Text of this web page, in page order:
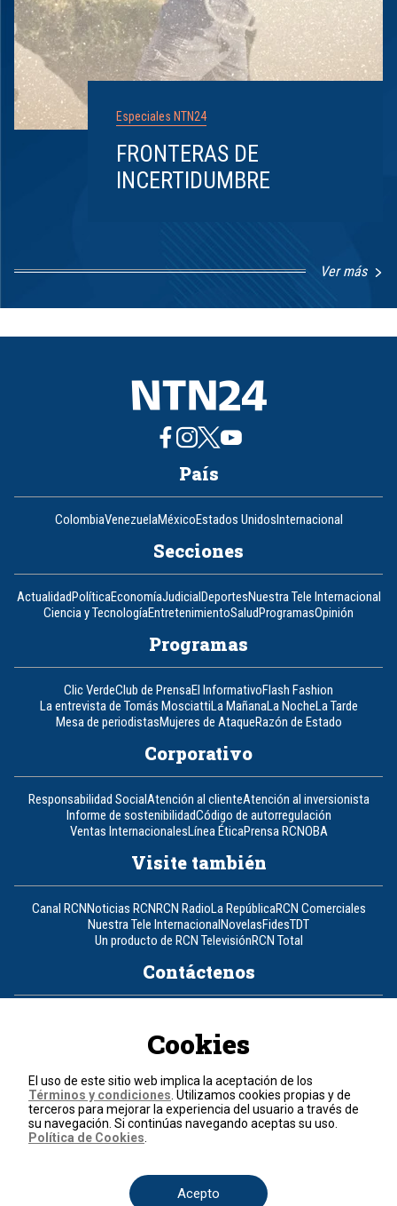
Especiales NTN24
FRONTERAS DE
INCERTIDUMBRE
Ver más
8
País
ColombiaVenezuelaMéxicoEstados UnidosInternacional
Secciones
ActualidadPolíticaEconomíaJudicialDeportesNuestra Tele Internacional
Ciencia y TecnologíaEntretenimientoSaludProgramasOpinión
Programas
Clic VerdeClub de PrensaEl InformativoFlash Fashion
La entrevista de Tomás MosciattiLa MañanaLa NocheLa Tarde
Mesa de periodistasMujeres de AtaqueRazón de Estado
Corporativo
Responsabilidad SocialAtención al clienteAtención al inversionista
Informe de sostenibilidadCódigo de autorregulación
Ventas InternacionalesLínea ÉticaPrensa RCNOBA
Visite también
Canal RCNNoticias RCNRCN RadioLa RepúblicaRCN Comerciales
Nuestra Tele InternacionalNovelasFidesTDT
Un producto de RCN TelevisiónRCN Total
Contáctenos
Política de cookies
Términos y condiciones
© 2026, RCN Medios.
Todos los derechos reservados.
Cookies
El uso de este sitio web implica la aceptación de los
Términos y condiciones . Utilizamos cookies propias y de
terceros para mejorar la experiencia del usuario a través de
su navegación. Si continúas navegando aceptas su uso.
Política de Cookies
Acepto